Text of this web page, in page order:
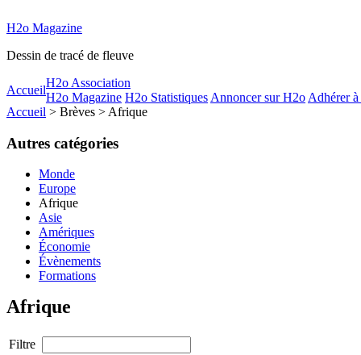
H2o Magazine
Dessin de tracé de fleuve
Accueil
H2o Association
H2o Magazine H2o Statistiques Annoncer sur H2o Adhérer
Accueil > Brèves > Afrique
Autres catégories
Monde
Europe
Afrique
Asie
Amériques
Économie
Évènements
Formations
Afrique
Filtre